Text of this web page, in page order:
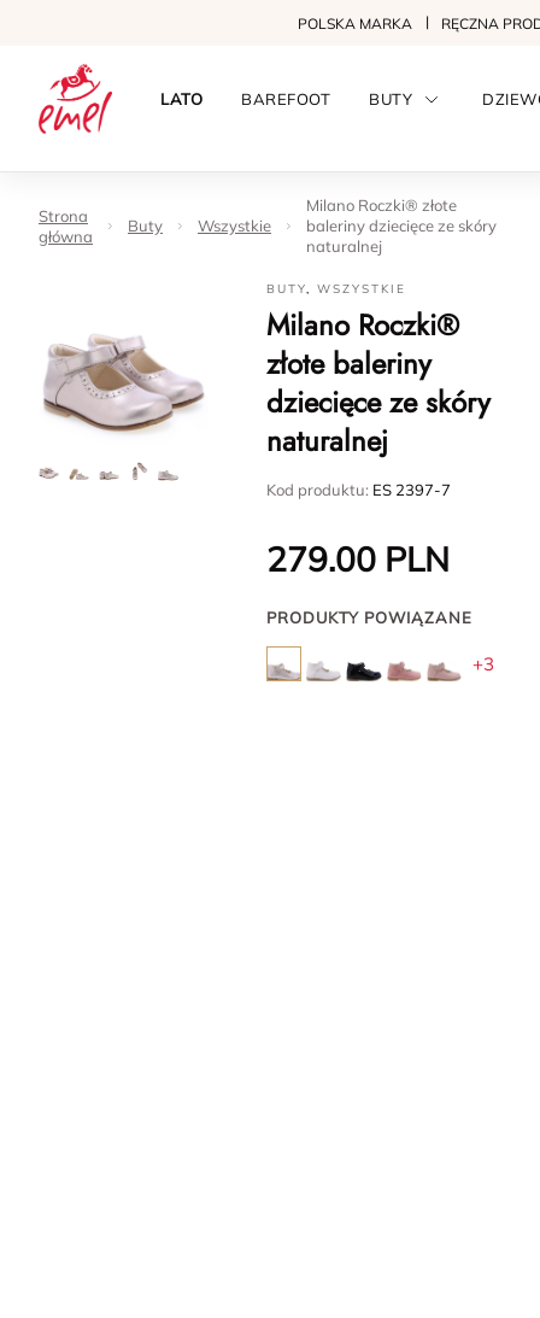
POLSKA MARKA RĘCZNA
LATO BAREFOOT BUTY
Strona
główna
Buty Wszystkie
Milano Roczki® złote
baleriny dziecięce ze skóry
naturalnej
BUTY,WSZYSTKIE
Milano Roczki®
złote baleriny
dziecięce ze skóry
naturalnej
Kod produktu: ES 2397-7
279.00 PLN
PRODUKTY POWIĄZANE
+3